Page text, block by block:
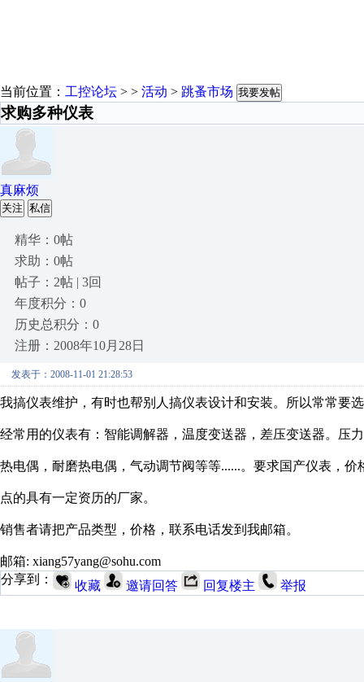
当前位置： 工控论坛 > > 活动 > 跳蚤市场 我要发帖
求购多种仪表
真麻烦
关注 私信
精华：0帖
求助：0帖
帖子：2帖 | 3回
年度积分：0
历史总积分：0
注册：2008年10月28日
发表于：2008-11-01 21:28:53
我搞仪表维护，有时也帮别人搞仪表设计和安装。所以常常要
经常用的仪表有：智能调解器，温度变送器，差压变送器。压
热电偶，耐磨热电偶，气动调节阀等等......。要求国产仪表，
点的具有一定资历的厂家。
销售者请把产品类型，价格，联系电话发到我邮箱。
邮箱: xiang57yang@sohu.com
分享到：
收藏 邀请回答 回复楼主 举报